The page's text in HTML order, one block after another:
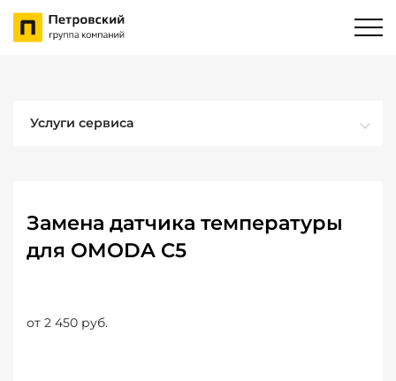
Услуги сервиса
Замена датчика температуры
для OMODA C5
от 2 450 руб.